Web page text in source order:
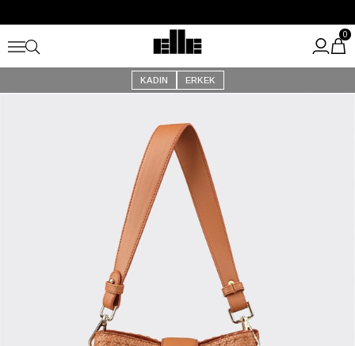
Kargo Ücretsiz!
KADIN ERKEK
0